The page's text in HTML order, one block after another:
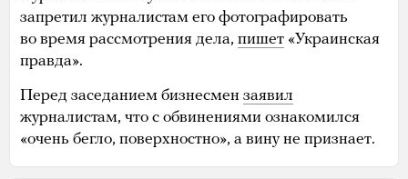
запретил журналистам его фотографировать
во время рассмотрения дела, пишет «Украинская
правда».
Перед заседанием бизнесмен заявил
журналистам, что с обвинениями ознакомился
«очень бегло, поверхностно», а вину не признает.